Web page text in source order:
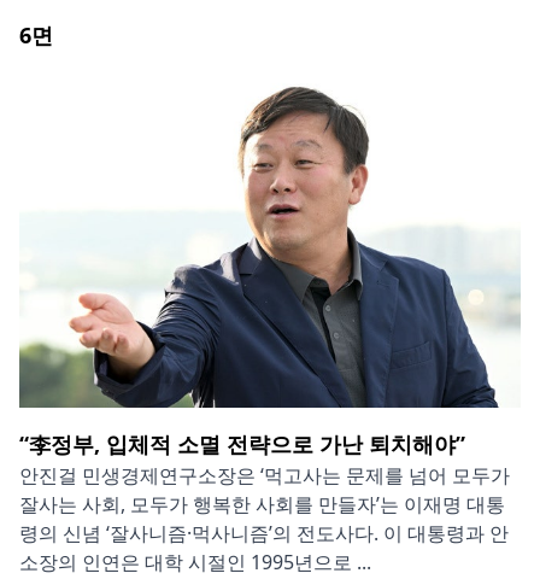
6면
“李정부, 입체적 소멸 전략으로 가난 퇴치해야”
안진걸 민생경제연구소장은 ‘먹고사는 문제를 넘어 모두가
잘사는 사회, 모두가 행복한 사회를 만들자’는 이재명 대통
령의 신념 ‘잘사니즘·먹사니즘’의 전도사다. 이 대통령과 안
소장의 인연은 대학 시절인 1995년으로 ...